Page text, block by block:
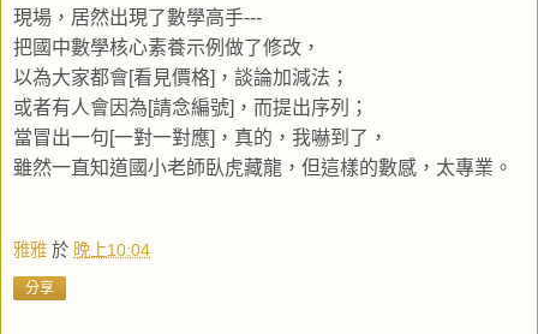
現場，居然出現了數學高手---
把國中數學核心素養示例做了修改，
以為大家都會[看見價格]，談論加減法；
或者有人會因為[請念編號]，而提出序列；
當冒出一句[一對一對應]，真的，我嚇到了，
雖然一直知道國小老師臥虎藏龍，但這樣的數感，太專業。
雅雅 於 晚上10:04
分享